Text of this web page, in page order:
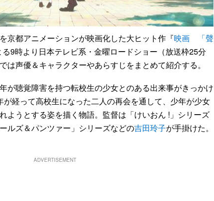
京都アニメーションが映画化した大ヒット作『映画 「聲
9時より日本テレビ系・金曜ロードショー（放送枠25分
は声優＆キャラクターやあらすじをまとめて紹介する。
が聴覚障害を持つ転校生の少女とのある出来事がきっかけ
経って高校生になった二人の再会を通して、少年が少女
ようとする姿を描く物語。監督は「けいおん !」シリーズ
ルズ＆パンツァー」シリーズなどの吉田玲子が手掛けた。
ADVERTISEMENT